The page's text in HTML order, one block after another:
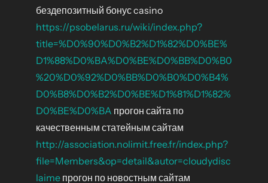
бездепозитный бонус casino
https://psobelarus.ru/wiki/index.php?
title=%D0%90%D0%B2%D1%82%D0%BE%
D1%88%D0%BA%D0%BE%D0%BB%D0%B0
%20%D0%92%D0%BB%D0%B0%D0%B4%
D0%B8%D0%B2%D0%BE%D1%81%D1%82%
D0%BE%D0%BA прогон сайта по
качественным статейным сайтам
http://association.nolimit.free.fr/index.php?
file=Members&op=detail&autor=cloudydisc
laime прогон по новостным сайтам